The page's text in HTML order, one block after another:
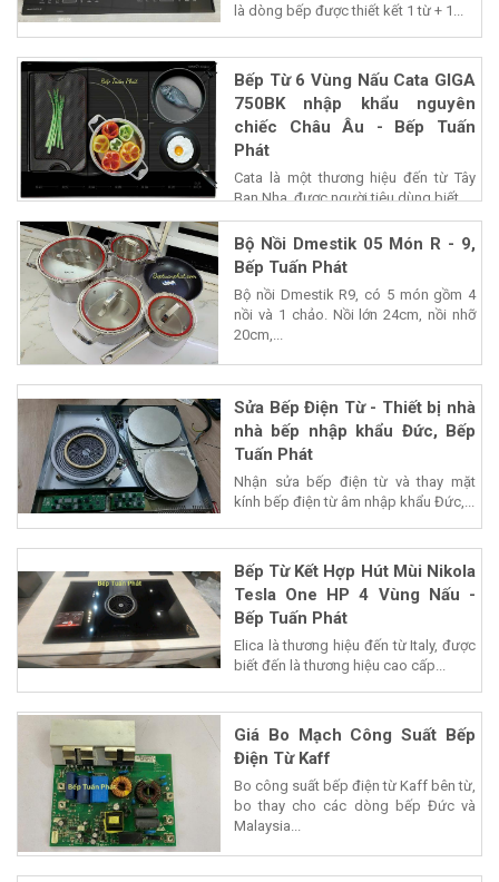
là dòng bếp được thiết kết 1 từ + 1...
Bếp Từ 6 Vùng Nấu Cata GIGA
750BK nhập khẩu nguyên
chiếc Châu Âu - Bếp Tuấn
Phát
Cata là một thương hiệu đến từ Tây
Ban Nha, được người tiêu dùng biết...
Bộ Nồi Dmestik 05 Món R - 9,
Bếp Tuấn Phát
Bộ nồi Dmestik R9, có 5 món gồm 4
nồi và 1 chảo. Nồi lớn 24cm, nồi nhỡ
20cm,...
Sửa Bếp Điện Từ - Thiết bị nhà
nhà bếp nhập khẩu Đức, Bếp
Tuấn Phát
Nhận sửa bếp điện từ và thay mặt
kính bếp điện từ âm nhập khẩu Đức,...
Bếp Từ Kết Hợp Hút Mùi Nikola
Tesla One HP 4 Vùng Nấu -
Bếp Tuấn Phát
Elica là thương hiệu đến từ Italy, được
biết đến là thương hiệu cao cấp...
Giá Bo Mạch Công Suất Bếp
Điện Từ Kaff
Bo công suất bếp điện từ Kaff bên từ,
bo thay cho các dòng bếp Đức và
Malaysia...